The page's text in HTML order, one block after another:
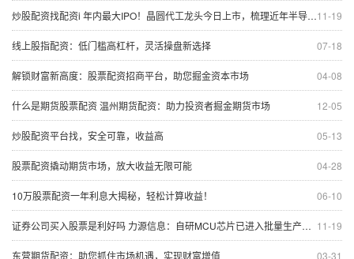
11-19
炒股配资找配资i 年内最大IPO！晶圆代工龙头今日上市，梳理近年半导体新股，这些特点值得关注
07-18
线上股指配资：低门槛高杠杆，灵活操盘新选择
04-08
解锁财富新高度：股票配资招商平台，助您掘金资本市场
12-05
什么是期货股票配资 温州期货配资：助力投资者掘金期货市场
05-13
炒股配资平台找，安全可靠，收益高
04-28
股票配资撬动期货市场，放大收益无限可能
06-10
10万股票配资一年利息大揭秘，轻松计算收益！
11-19
证券公司买入股票是利好吗 力源信息：自研MCU芯片已进入批量生产阶段 量产规模将逐步爬坡
03-31
东营期货配资：助您抓住市场机遇，实现财富增值